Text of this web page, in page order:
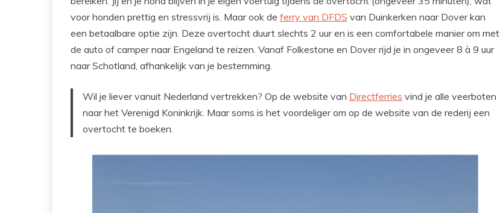
voor honden prettig en stressvrij is. Maar ook de ferry van DFDS van Duinkerken naar Dover kan
een betaalbare optie zijn. Deze overtocht duurt slechts 2 uur en is een comfortabele manier om met
de auto of camper naar Engeland te reizen. Vanaf Folkestone en Dover rijd je in ongeveer 8 à 9 uur
naar Schotland, afhankelijk van je bestemming.
Wil je liever vanuit Nederland vertrekken? Op de website van Directferries vind je alle veerboten
naar het Verenigd Koninkrijk. Maar soms is het voordeliger om op de website van de rederij een
overtocht te boeken.